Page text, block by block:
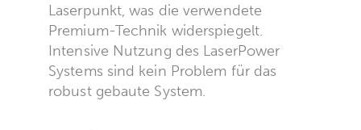
Laserpunkt, was die verwendete
Premium-Technik widerspiegelt.
Intensive Nutzung des LaserPower
Systems sind kein Problem für das
robust gebaute System.